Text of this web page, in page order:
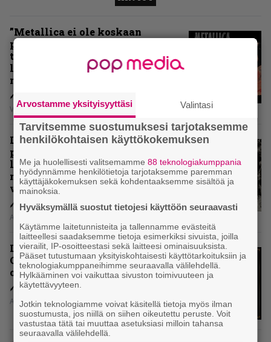
”Metallica ei ole koskaan
pelännyt kehittyä ja muuttua” –
tarkistelussa 30 vuotta täyttävä
levy, joka jakaa fanien
mielipiteet
Vesa Siltanen
Levyarvio: Coronerin
paluualbumi 32 vuotta edellisen
levytyksen jälkeen ei voi
mitenkään täyttää odotuksia. Vai
voiko?
Aki Nuopponen
Levyarvio: Dirkschneider & The
Old Gang -albumista ei aina tiedä,
onko se tosissaan tehty vai ei
Aki Nuopponen
Arvostamme yksityisyyttäsi Valintasi
Tarvitsemme suostumuksesi tarjotaksemme
henkilökohtaisen käyttökokemuksen
Me ja huolellisesti valitsemamme88 teknologiakumppania
hyödynnämme henkilötietoja tarjotaksemme paremman
käyttäjäkokemuksen sekä kohdentaaksemme sisältöä ja
mainoksia.
Hyväksymällä suostut tietojesi käyttöön seuraavasti
Käytämme laitetunnisteita ja tallennamme evästeitä
laitteellesi saadaksemme tietoja esimerkiksi sivuista, joilla
vierailit, IP-osoitteestasi sekä laitteesi ominaisuuksista.
Pääset tutustumaan yksityiskohtaisesti käyttötarkoituksiin ja
teknologiakumppaneihimme seuraavalla välilehdellä.
Hylkääminen voi vaikuttaa sivuston toimivuuteen ja
käytettävyyteen.
Jotkin teknologiamme voivat käsitellä tietoja myös ilman
suostumusta, jos niillä on siihen oikeutettu peruste. Voit
vastustaa tätä tai muuttaa asetuksiasi milloin tahansa
seuraavalla välilehdellä.